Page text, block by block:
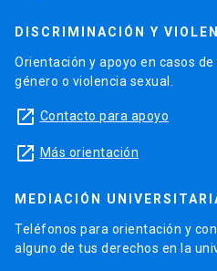
DISCRIMINACIÓN Y
Orientación y apoyo en casos
género o violencia sexual.
launch Contacto para apoyo
launch Más orientación
MEDIACIÓN
Teléfonos para orientación y
alguno de tus derechos en la